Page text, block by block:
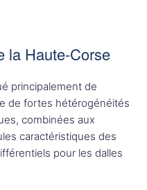
la Haute-Corse
principalement de
de fortes hétérogénéités
combinées aux
caractéristiques des
pour les dalles